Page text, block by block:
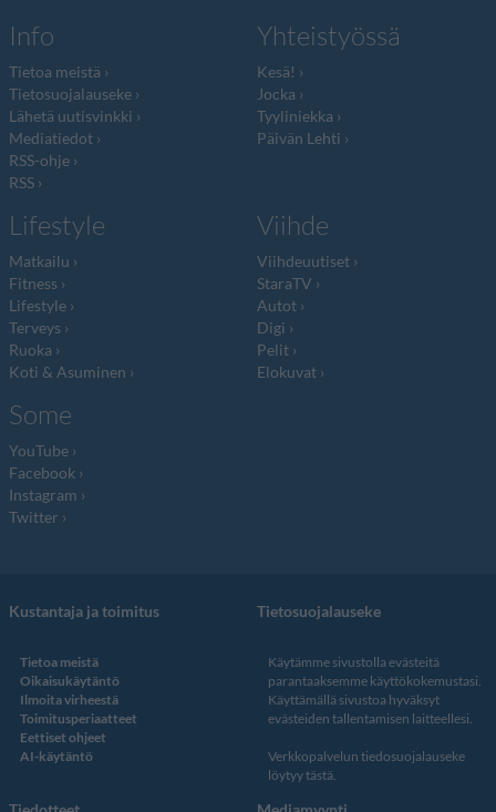
Info
Tietoa meistä
Tietosuojalauseke
Lähetä uutisvinkki
Mediatiedot
RSS-ohje
RSS
Yhteistyössä
Kesä!
Jocka
Tyyliniekka
Päivän Lehti
Lifestyle
Matkailu
Fitness
Lifestyle
Terveys
Ruoka
Koti & Asuminen
Viihde
Viihdeuutiset
StaraTV
Autot
Digi
Pelit
Elokuvat
Some
YouTube
Facebook
Instagram
Twitter
Kustantaja ja toimitus
Tietoa meistä
Oikaisukäytäntö
Ilmoita virheestä
Toimitusperiaatteet
Eettiset ohjeet
AI-käytäntö
Tietosuojalauseke
Käytämme sivustolla evästeitä
parantaaksemme käyttökokemustasi.
Käyttämällä sivustoa hyväksyt
evästeiden tallentamisen laitteellesi.
Verkkopalvelun tiedosuojalauseke
löytyy tästä.